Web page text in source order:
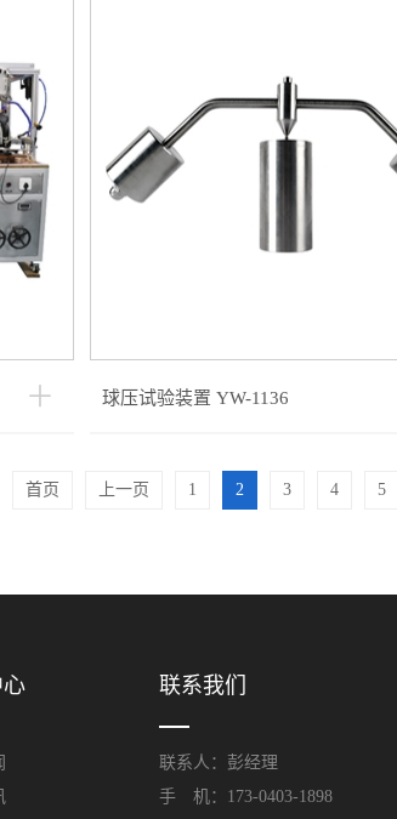
球压试验装置 YW-1136
首页 上一页 1 2 3 4 5
联系我们
联系人：彭经理
手 机：173-0403-1898